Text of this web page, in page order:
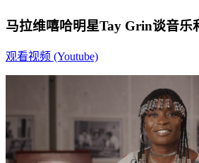
马拉维嘻哈明星Tay Grin谈音乐
观看视频 (Youtube)